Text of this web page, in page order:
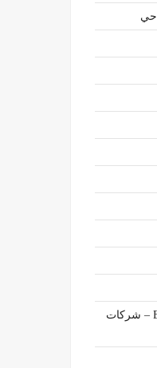
Egypt tourism transportation companies – شركات